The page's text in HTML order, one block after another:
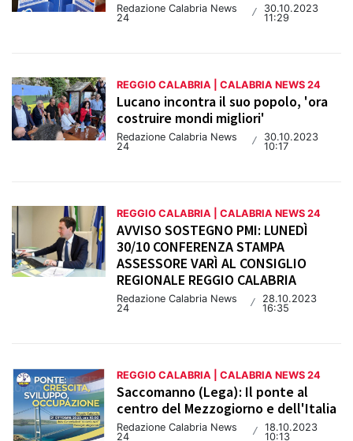
Redazione Calabria News
24
/
30.10.2023
11:29
REGGIO CALABRIA | CALABRIA NEWS 24
Lucano incontra il suo popolo, 'ora
costruire mondi migliori'
Redazione Calabria News
24
/
30.10.2023
10:17
REGGIO CALABRIA | CALABRIA NEWS 24
AVVISO SOSTEGNO PMI: LUNEDÌ
30/10 CONFERENZA STAMPA
ASSESSORE VARÌ AL CONSIGLIO
REGIONALE REGGIO CALABRIA
Redazione Calabria News
24
/
28.10.2023
16:35
REGGIO CALABRIA | CALABRIA NEWS 24
Saccomanno (Lega): Il ponte al
centro del Mezzogiorno e dell'Italia
Redazione Calabria News
24
/ 18.10.2023
10:13